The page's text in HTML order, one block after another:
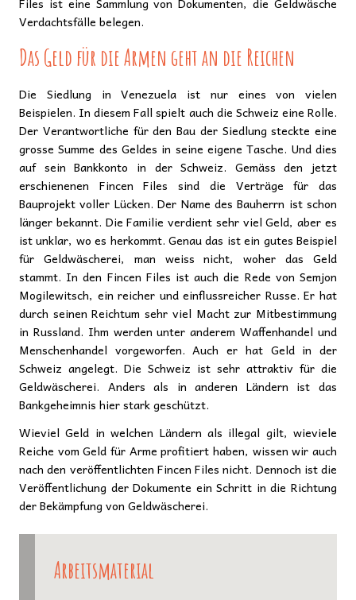
Verdachtsfälle belegen.
Das Geld für die Armen geht an die Reichen
Die Siedlung in Venezuela ist nur eines von vielen
Beispielen. In diesem Fall spielt auch die Schweiz eine Rolle.
Der Verantwortliche für den Bau der Siedlung steckte eine
grosse Summe des Geldes in seine eigene Tasche. Und dies
auf sein Bankkonto in der Schweiz. Gemäss den jetzt
erschienenen Fincen Files sind die Verträge für das
Bauprojekt voller Lücken. Der Name des Bauherrn ist schon
länger bekannt. Die Familie verdient sehr viel Geld, aber es
ist unklar, wo es herkommt. Genau das ist ein gutes Beispiel
für Geldwäscherei, man weiss nicht, woher das Geld
stammt. In den Fincen Files ist auch die Rede von Semjon
Mogilewitsch, ein reicher und einflussreicher Russe. Er hat
durch seinen Reichtum sehr viel Macht zur Mitbestimmung
in Russland. Ihm werden unter anderem Waffenhandel und
Menschenhandel vorgeworfen. Auch er hat Geld in der
Schweiz angelegt. Die Schweiz ist sehr attraktiv für die
Geldwäscherei. Anders als in anderen Ländern ist das
Bankgeheimnis hier stark geschützt.
Wieviel Geld in welchen Ländern als illegal gilt, wieviele
Reiche vom Geld für Arme profitiert haben, wissen wir auch
nach den veröffentlichten Fincen Files nicht. Dennoch ist die
Veröffentlichung der Dokumente ein Schritt in die Richtung
der Bekämpfung von Geldwäscherei.
Arbeitsmaterial